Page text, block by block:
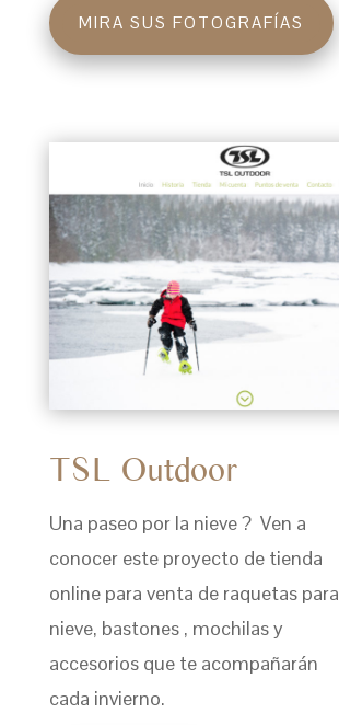
MIRA SUS FOTOGRAFÍAS
TSL Outdoor
Una paseo por la nieve ? Ven a
conocer este proyecto de tienda
online para venta de raquetas para
nieve, bastones , mochilas y
accesorios que te acompañarán
cada invierno.